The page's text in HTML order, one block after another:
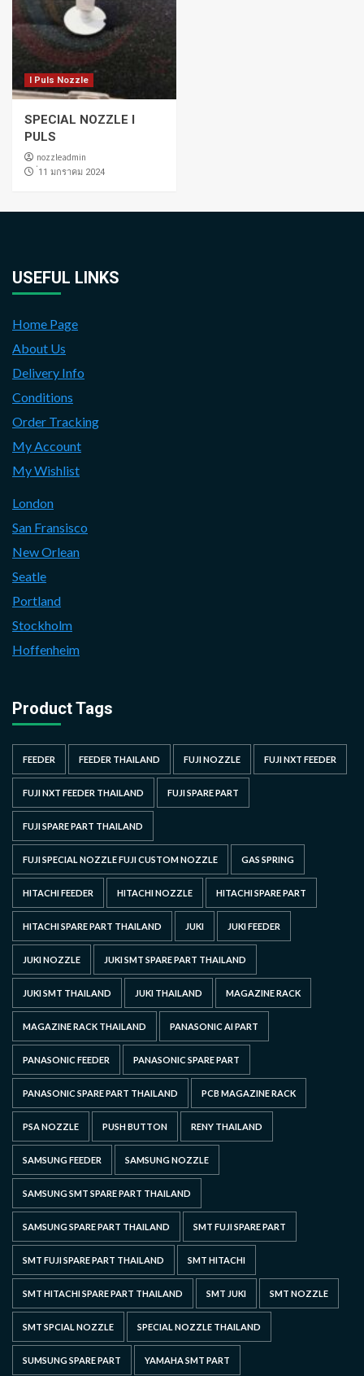
I Puls Nozzle
SPECIAL NOZZLE I
PULS
nozzleadmin
่11 มกราคม 2024
USEFUL LINKS
Home Page
About Us
Delivery Info
Conditions
Order Tracking
My Account
My Wishlist
London
San Fransisco
New Orlean
Seatle
Portland
Stockholm
Hoffenheim
Product Tags
FEEDER FEEDER THAILAND FUJI NOZZLE FUJI NXT FEEDER
FUJI NXT FEEDER THAILAND FUJI SPARE PART
FUJI SPARE PART THAILAND
FUJI SPECIAL NOZZLE FUJI CUSTOM NOZZLE GAS SPRING
HITACHI FEEDER HITACHI NOZZLE HITACHI SPARE PART
HITACHI SPARE PART THAILAND JUKI JUKI FEEDER
JUKI NOZZLE JUKI SMT SPARE PART THAILAND
JUKI SMT THAILAND JUKI THAILAND MAGAZINE RACK
MAGAZINE RACK THAILAND PANASONIC AI PART
PANASONIC FEEDER PANASONIC SPARE PART
PANASONIC SPARE PART THAILAND PCB MAGAZINE RACK
PSA NOZZLE PUSH BUTTON RENY THAILAND
SAMSUNG FEEDER SAMSUNG NOZZLE
SAMSUNG SMT SPARE PART THAILAND
SAMSUNG SPARE PART THAILAND SMT FUJI SPARE PART
SMT FUJI SPARE PART THAILAND SMT HITACHI
SMT HITACHI SPARE PART THAILAND SMT JUKI SMT NOZZLE
SMT SPCIAL NOZZLE SPECIAL NOZZLE THAILAND
SUMSUNG SPARE PART YAMAHA SMT PART